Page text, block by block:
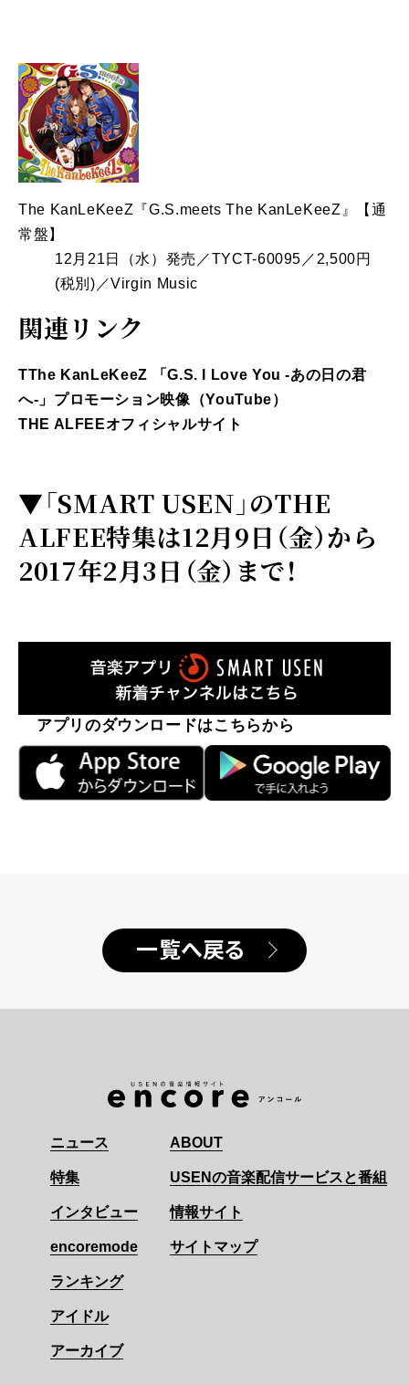
The KanLeKeeZ『G.S.meets The KanLeKeeZ』【通
常盤】
12月21日（水）発売／TYCT-60095／2,500円
(税別)／Virgin Music
関連リンク
TThe KanLeKeeZ 「G.S. I Love You -あの日の君
へ-」プロモーション映像（YouTube）
THE ALFEEオフィシャルサイト
▼「SMART USEN」のTHE
ALFEE特集は12月9日（金）から
2017年2月3日（金）まで！
アプリのダウンロードはこちらから
一覧へ戻る
ニュース
特集
インタビュー
encoremode
ランキング
アイドル
アーカイブ
ABOUT
USENの音楽配信サービスと番組
情報サイト
サイトマップ